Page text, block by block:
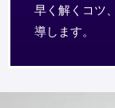
早く解くコツ
導します。